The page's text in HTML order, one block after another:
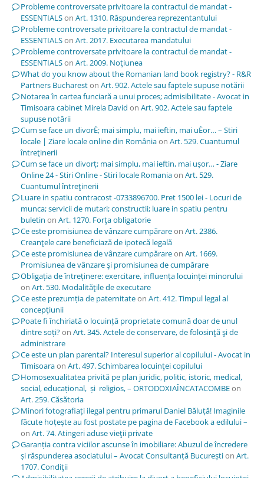
Probleme controversate privitoare la contractul de mandat -
ESSENTIALSon Art. 1310. Răspunderea reprezentantului
Probleme controversate privitoare la contractul de mandat -
ESSENTIALSon Art. 2017. Executarea mandatului
Probleme controversate privitoare la contractul de mandat -
ESSENTIALSon Art. 2009. Noţiunea
What do you know about the Romanian land book registry? - R&R
Partners Buchareston Art. 902. Actele sau faptele supuse notării
Notarea în cartea funciară a unui proces; admisibilitate - Avocat in
Timisoara cabinet Mirela David on Art. 902. Actele sau faptele
supuse notării
Cum se face un divorÈ; mai simplu, mai ieftin, mai uÈor… – Stiri
locale | Ziare locale online din Româniaon Art. 529. Cuantumul
întreţinerii
Cum se face un divorț; mai simplu, mai ieftin, mai ușor… - Ziare
Online 24 - Stiri Online - Stiri locale Romaniaon Art. 529.
Cuantumul întreţinerii
Luare in spatiu contracost -0733896700. Pret 1500 lei - Locuri de
munca; servicii de mutari; constructii; luare in spatiu pentru
buletin on Art. 1270. Forţa obligatorie
Ce este promisiunea de vânzare cumpărareon Art. 2386.
Creanţele care beneficiază de ipotecă legală
Ce este promisiunea de vânzare cumpărareon Art. 1669.
Promisiunea de vânzare şi promisiunea de cumpărare
Obligația de întreținere: exercitare, influența locuinței minorului
on Art. 530. Modalităţile de executare
Ce este prezumția de paternitateon Art. 412. Timpul legal al
concepţiunii
Poate fi închiriată o locuință proprietate comună doar de unul
dintre soți?on Art. 345. Actele de conservare, de folosinţă şi de
administrare
Ce este un plan parental? Interesul superior al copilului - Avocat in
Timisoaraon Art. 497. Schimbarea locuinţei copilului
Homosexualitatea privită pe plan juridic, politic, istoric, medical,
social, educațional, și religios, – ORTODOXIAÎNCATACOMBEon
Art. 259. Căsătoria
Minori fotografiați ilegal pentru primarul Daniel Băluță! Imaginile
făcute hoțește au fost postate pe pagina de Facebook a edilului –
on Art. 74. Atingeri aduse vieţii private
Garanția contra viciilor ascunse în imobiliare: Abuzul de încredere
și răspunderea asociatului – Avocat Consultanță Bucureștion Art.
1707. Condiţii